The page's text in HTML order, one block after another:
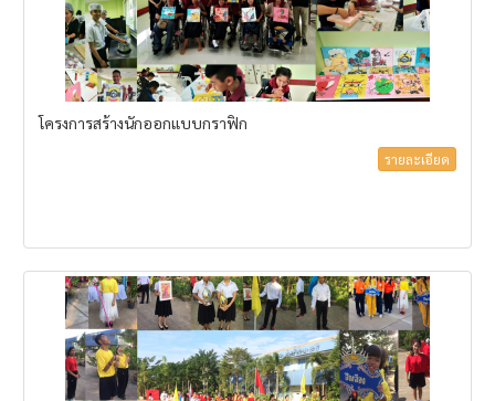
โครงการสร้างนักออกแบบกราฟิก
รายละเอียด